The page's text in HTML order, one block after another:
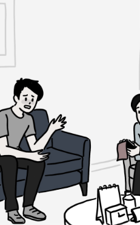
Current Students